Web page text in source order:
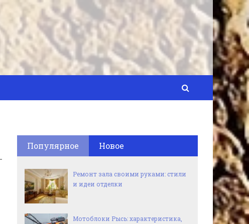
Популярное Новое
Ремонт зала своими руками: стили
и идеи отделки
Мотоблоки Рысь: характеристика,